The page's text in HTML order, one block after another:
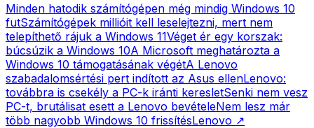
Minden hatodik számítógépen még mindig Windows 10
futSzámítógépek millióit kell leselejtezni, mert nem
telepíthető rájuk a Windows 11Véget ér egy korszak:
búcsúzik a Windows 10A Microsoft meghatározta a
Windows 10 támogatásának végétA Lenovo
szabadalomsértési pert indított az Asus ellenLenovo:
továbbra is csekély a PC-k iránti keresletSenki nem vesz
PC-t, brutálisat esett a Lenovo bevételeNem lesz már
több nagyobb Windows 10 frissítésLenovo ↗